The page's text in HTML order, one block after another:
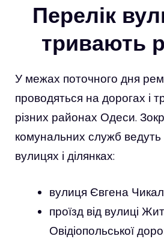
Перелік
тривають
У межах поточного дня
проводяться на дорогах і
різних районах Одеси.
комунальних служб
вулицях і ділянках:
вулиця Євгена
проїзд від вулиці
Овідіопольської